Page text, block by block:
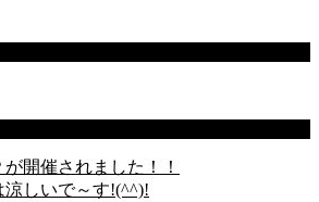
開催されました！！
しいで～す!(^^)!